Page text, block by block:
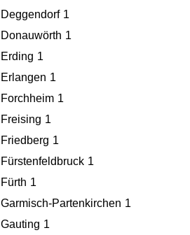
Deggendorf 1
Donauwörth 1
Erding 1
Erlangen 1
Forchheim 1
Freising 1
Friedberg 1
Fürstenfeldbruck 1
Fürth 1
Garmisch-Partenkirchen 1
Gauting 1